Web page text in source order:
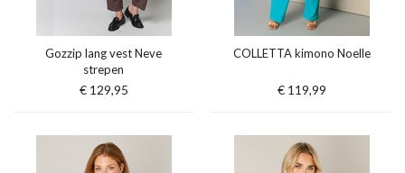
Gozzip lang vest Neve
strepen
€ 129,95
COLLETTA kimono Noelle
€ 119,99